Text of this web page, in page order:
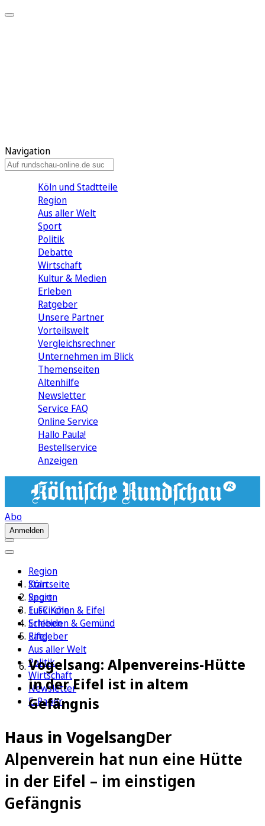
Navigation
Köln und Stadtteile
Region
Aus aller Welt
Sport
Politik
Debatte
Wirtschaft
Kultur & Medien
Erleben
Ratgeber
Unsere Partner
Vorteilswelt
Vergleichsrechner
Unternehmen im Blick
Themenseiten
Altenhilfe
Newsletter
Service FAQ
Online Service
Hallo Paula!
Bestellservice
Anzeigen
Abo
Anmelden
Region
Köln
Sport
1. FC Köln
Erleben
Ratgeber
Aus aller Welt
Politik
Wirtschaft
Newsletter
E-Paper
Startseite
Region
Euskirchen & Eifel
Schleiden & Gemünd
Eifel
Vogelsang: Alpenvereins-Hütte
in der Eifel ist in altem
Gefängnis
Haus in VogelsangDer
Alpenverein hat nun eine Hütte
in der Eifel – im einstigen
Gefängnis